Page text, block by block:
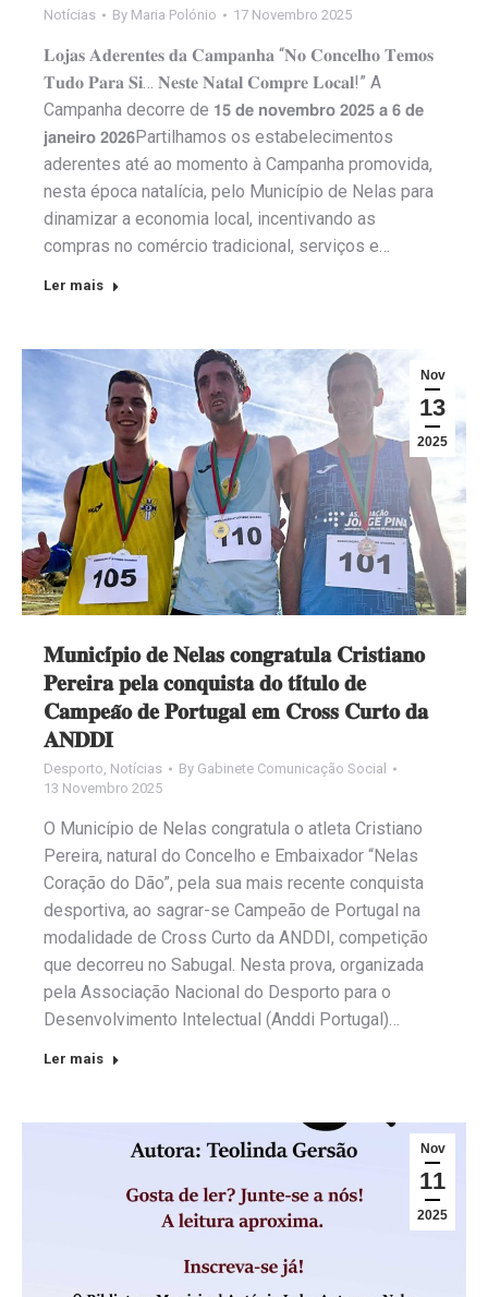
Notícias By Maria Polónio 17 Novembro 2025
𝐋𝐨𝐣𝐚𝐬 𝐀𝐝𝐞𝐫𝐞𝐧𝐭𝐞𝐬 𝐝𝐚 𝐂𝐚𝐦𝐩𝐚𝐧𝐡𝐚 “𝐍𝐨 𝐂𝐨𝐧𝐜𝐞𝐥𝐡𝐨 𝐓𝐞𝐦𝐨𝐬
𝐓𝐮𝐝𝐨 𝐏𝐚𝐫𝐚 𝐒𝐢… 𝐍𝐞𝐬𝐭𝐞 𝐍𝐚𝐭𝐚𝐥 𝐂𝐨𝐦𝐩𝐫𝐞 𝐋𝐨𝐜𝐚𝐥!” A
Campanha decorre de 𝟭𝟱 𝗱𝗲 𝗻𝗼𝘃𝗲𝗺𝗯𝗿𝗼 𝟮𝟬𝟮𝟱 𝗮 𝟲 𝗱𝗲
𝗷𝗮𝗻𝗲𝗶𝗿𝗼 𝟮𝟬𝟮𝟲Partilhamos os estabelecimentos
aderentes até ao momento à Campanha promovida,
nesta época natalícia, pelo Município de Nelas para
dinamizar a economia local, incentivando as
compras no comércio tradicional, serviços e…
Ler mais
Nov
13
2025
𝐌𝐮𝐧𝐢𝐜𝐢́𝐩𝐢𝐨 𝐝𝐞 𝐍𝐞𝐥𝐚𝐬 𝐜𝐨𝐧𝐠𝐫𝐚𝐭𝐮𝐥𝐚 𝐂𝐫𝐢𝐬𝐭𝐢𝐚𝐧𝐨
𝐏𝐞𝐫𝐞𝐢𝐫𝐚 𝐩𝐞𝐥𝐚 𝐜𝐨𝐧𝐪𝐮𝐢𝐬𝐭𝐚 𝐝𝐨 𝐭𝐢́𝐭𝐮𝐥𝐨 𝐝𝐞
𝐂𝐚𝐦𝐩𝐞𝐚̃𝐨 𝐝𝐞 𝐏𝐨𝐫𝐭𝐮𝐠𝐚𝐥 𝐞𝐦 𝐂𝐫𝐨𝐬𝐬 𝐂𝐮𝐫𝐭𝐨 𝐝𝐚
𝐀𝐍𝐃𝐃𝐈
Desporto Notícias By Gabinete Comunicação Social
13 Novembro 2025
O Município de Nelas congratula o atleta Cristiano
Pereira, natural do Concelho e Embaixador “Nelas
Coração do Dão”, pela sua mais recente conquista
desportiva, ao sagrar-se Campeão de Portugal na
modalidade de Cross Curto da ANDDI, competição
que decorreu no Sabugal. Nesta prova, organizada
pela Associação Nacional do Desporto para o
Desenvolvimento Intelectual (Anddi Portugal)…
Ler mais
Nov
11
2025